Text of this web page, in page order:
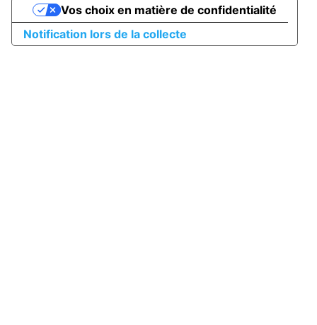
Notification lors de la collecte
Vos choix en matière de confidentialité